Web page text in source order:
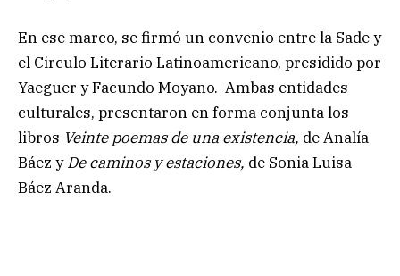
En ese marco, se firmó un convenio entre la Sade y
el Circulo Literario Latinoamericano, presidido por
Yaeguer y Facundo Moyano. Ambas entidades
culturales, presentaron en forma conjunta los
libros Veinte poemas de una existencia, de Analía
Báez yDe caminos y estaciones, de Sonia Luisa
Báez Aranda.